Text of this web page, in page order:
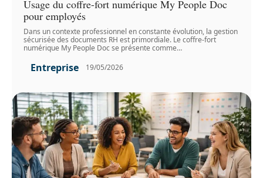
Usage du coffre-fort numérique My People Doc
pour employés
Dans un contexte professionnel en constante évolution, la gestion
sécurisée des documents RH est primordiale. Le coffre-fort
numérique My People Doc se présente comme…
Entreprise 19/05/2026